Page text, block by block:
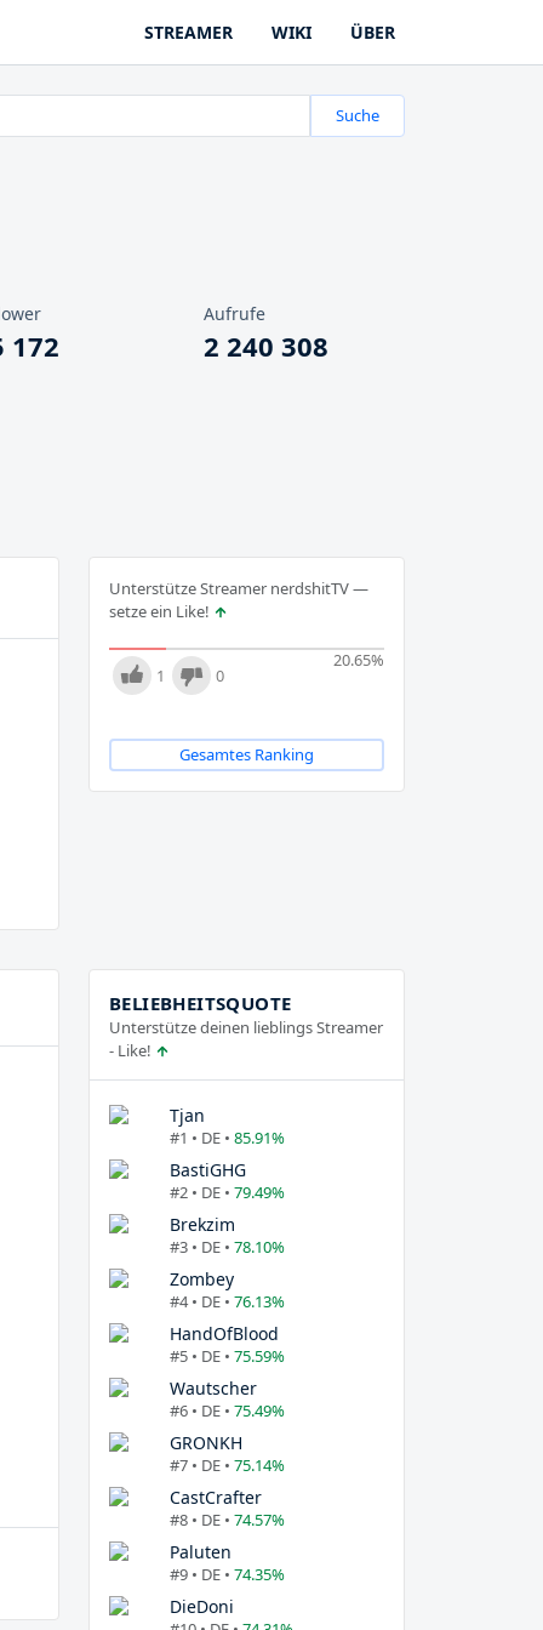
STREAMER WIKI ÜBER
Suche
172
Aufrufe
2 240 308
Unterstütze Streamer nerdshitTV —
setze ein Like!
20.65%
1 0
Gesamtes Ranking
BELIEBHEITSQUOTE
Unterstütze deinen lieblings Streamer
- Like!
Tjan
#1 • DE • 85.91%
BastiGHG
#2 • DE • 79.49%
Brekzim
#3 • DE • 78.10%
Zombey
#4 • DE • 76.13%
HandOfBlood
#5 • DE • 75.59%
Wautscher
#6 • DE • 75.49%
GRONKH
#7 • DE • 75.14%
CastCrafter
#8 • DE • 74.57%
Paluten
#9 • DE • 74.35%
DieDoni